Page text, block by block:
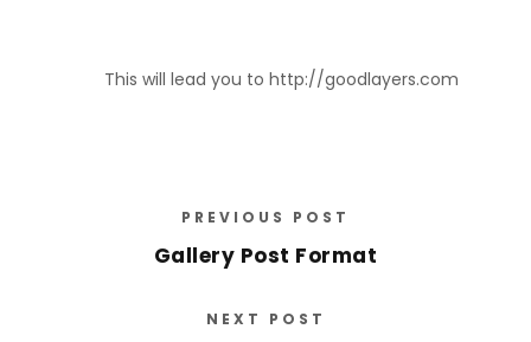
This will lead you to http://goodlayers.com
PREVIOUS POST
Gallery Post Format
NEXT POST